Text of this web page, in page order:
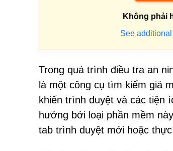
Không phải
See
Trong quá trình điều tra an
là một công cụ tìm kiếm giả
khiển trình duyệt và các tiện
hưởng bởi loại phần mềm
tab trình duyệt mới hoặc